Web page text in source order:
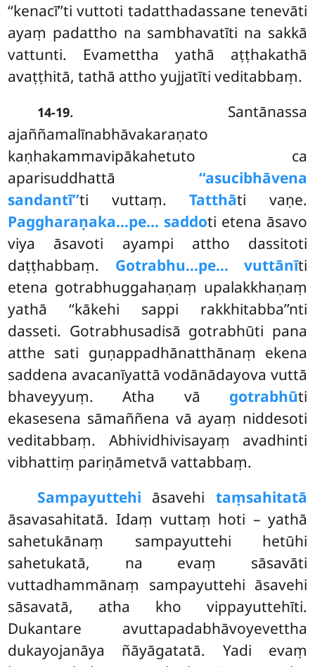
‘‘kenacī’’ti vuttoti tadatthadassane tenevāti
ayaṃ padattho na sambhavatīti na sakkā
vattunti. Evamettha yathā aṭṭhakathā
avaṭṭhitā, tathā attho yujjatīti veditabbaṃ.
14-19. Santānassa
ajaññamalīnabhāvakaraṇato
kaṇhakammavipākahetuto ca
aparisuddhattā ‘‘asucibhāvena
sandantī’’ti vuttaṃ.Tatthāti vaṇe.
Paggharaṇaka…pe… saddoti etena āsavo
viya āsavoti ayampi attho dassitoti
daṭṭhabbaṃ. Gotrabhu…pe… vuttānīti
etena gotrabhuggahaṇaṃ upalakkhaṇaṃ
yathā ‘‘kākehi sappi rakkhitabba’’nti
dasseti. Gotrabhusadisā gotrabhūti pana
atthe sati guṇappadhānatthānaṃ ekena
saddena avacanīyattā vodānādayova vuttā
bhaveyyuṃ. Atha vā gotrabhūti
ekasesena sāmaññena vā ayaṃ niddesoti
veditabbaṃ. Abhividhivisayaṃ avadhinti
vibhattiṃ pariṇāmetvā vattabbaṃ.
Sampayuttehi āsavehi taṃsahitatā
āsavasahitatā. Idaṃ vuttaṃ hoti – yathā
sahetukānaṃ sampayuttehi hetūhi
sahetukatā, na evaṃ sāsavāti
vuttadhammānaṃ sampayuttehi āsavehi
sāsavatā, atha kho vippayuttehīti.
Dukantare avuttapadabhāvoyevettha
dukayojanāya ñāyāgatatā. Yadi evaṃ